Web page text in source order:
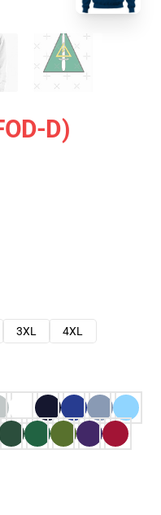
D)
3XL
4XL